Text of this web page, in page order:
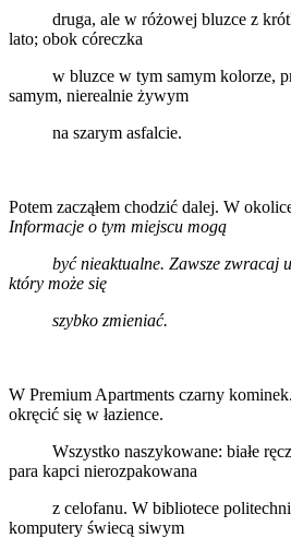
druga, ale w różowej bluzce z
lato; obok córeczka
w bluzce w tym samym kolorze,
samym, nierealnie żywym
na szarym asfalcie.
Potem zacząłem chodzić dalej. W
Informacje o tym miejscu mogą
być nieaktualne. Zawsze zwracaj
który może się
szybko zmieniać.
W Premium Apartments czarny
okręcić się w łazience.
Wszystko naszykowane: białe
para kapci nierozpakowana
z celofanu. W bibliotece
komputery świecą siwym